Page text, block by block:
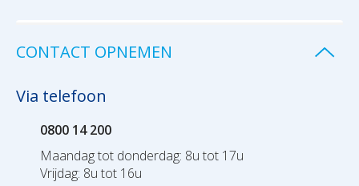
CONTACT OPNEMEN
Via telefoon
0800 14 200
Maandag tot donderdag: 8u tot 17u
Vrijdag: 8u tot 16u